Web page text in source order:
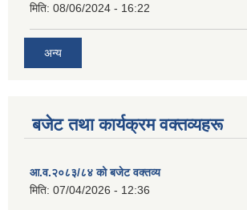
मिति: 08/06/2024 - 16:22
अन्य
बजेट तथा कार्यक्रम वक्तव्यहरू
आ.व.२०८३/८४ को बजेट वक्तव्य
मिति: 07/04/2026 - 12:36